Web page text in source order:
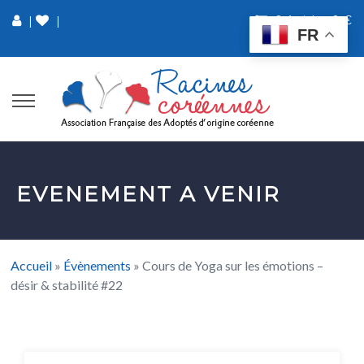
| 0 Article 0 €
|
EVENEMENT A VENIR
Accueil » Évènements »Cours de Yoga sur les émotions –
désir & stabilité #22
FR